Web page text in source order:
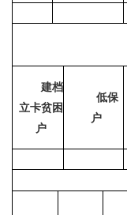
建档
立卡贫困
户
低保
户